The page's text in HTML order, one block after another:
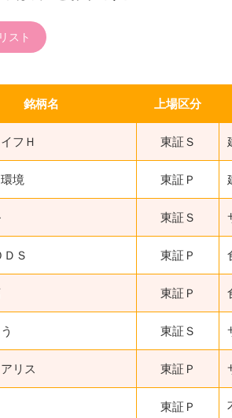
スト
銘柄名 上場区分
フＨ 東証Ｓ
境 東証Ｐ
東証Ｓ
ＤＳ 東証Ｐ
東証Ｐ
東証Ｓ
リス 東証Ｐ
東証Ｐ